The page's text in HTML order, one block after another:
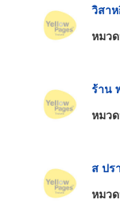
วิสา
หมว
ร้าน
หมว
ส ปร
หมว